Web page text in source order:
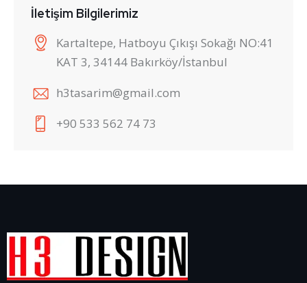
İletişim Bilgilerimiz
Kartaltepe, Hatboyu Çıkışı Sokağı NO:41
KAT 3, 34144 Bakırköy/İstanbul
h3tasarim@gmail.com
+90 533 562 74 73